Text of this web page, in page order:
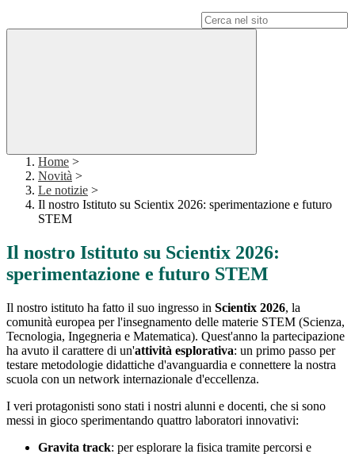
Home >
Novità >
Le notizie >
Il nostro Istituto su Scientix 2026: sperimentazione e futuro
STEM
Il nostro Istituto su Scientix 2026:
sperimentazione e futuro STEM
Il nostro istituto ha fatto il suo ingresso in Scientix 2026, la
comunità europea per l'insegnamento delle materie STEM (Scienza,
Tecnologia, Ingegneria e Matematica). Quest'anno la partecipazione
ha avuto il carattere di un'attività esplorativa: un primo passo per
testare metodologie didattiche d'avanguardia e connettere la nostra
scuola con un network internazionale d'eccellenza.
I veri protagonisti sono stati i nostri alunni e docenti, che si sono
messi in gioco sperimentando quattro laboratori innovativi:
Gravita track: per esplorare la fisica tramite percorsi e